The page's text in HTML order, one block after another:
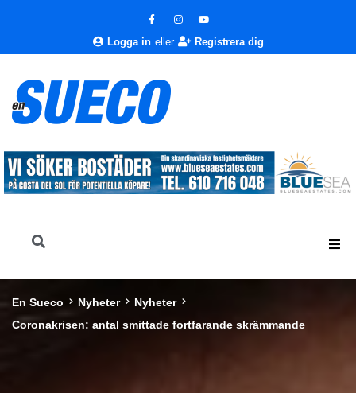
Logga in eller Registrera dig
En Sueco Nyheter
Nyheter
Coronakrisen: antal smittade fortfarande skrämmande